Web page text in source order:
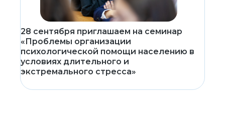
28 сентября приглашаем на семинар
«Проблемы организации
психологической помощи населению в
условиях длительного и
экстремального стресса»